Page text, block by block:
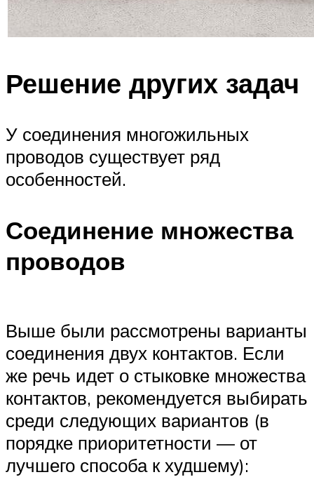
Решение других задач
У соединения многожильных
проводов существует ряд
особенностей.
Соединение множества
проводов
Выше были рассмотрены варианты
соединения двух контактов. Если
же речь идет о стыковке множества
контактов, рекомендуется выбирать
среди следующих вариантов (в
порядке приоритетности — от
лучшего способа к худшему):